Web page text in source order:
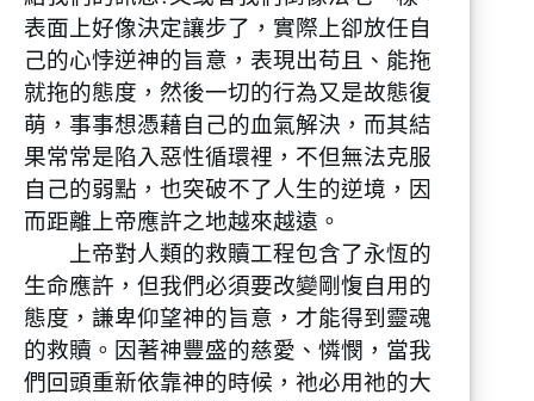
表面上好像決定讓步了，實際上卻放任自
己的心悖逆神的旨意，表現出苟且、能拖
就拖的態度，然後一切的行為又是故態復
萌，事事想憑藉自己的血氣解決，而其結
果常常是陷入惡性循環裡，不但無法克服
自己的弱點，也突破不了人生的逆境，因
而距離上帝應許之地越來越遠。
上帝對人類的救贖工程包含了永恆的
生命應許，但我們必須要改變剛愎自用的
態度，謙卑仰望神的旨意，才能得到靈魂
的救贖。因著神豐盛的慈愛、憐憫，當我
們回頭重新依靠神的時候，祂必用祂的大